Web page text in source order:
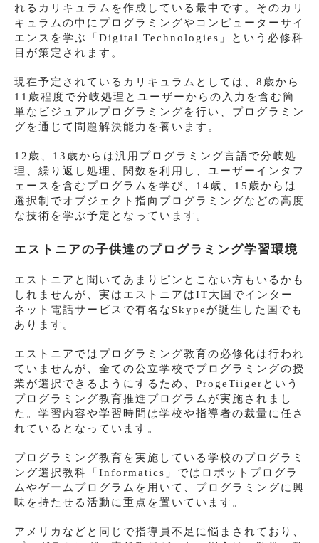
れるカリキュラムを作成している最中です。そのカリ
キュラムの中にプログラミングやコンピューターサイ
エンスを学ぶ「Digital Technologies」という必修科
目が策定されます。
現在予定されているカリキュラムとしては、8歳から
11歳程度で分岐処理とユーザーからの入力を含む簡
単なビジュアルプログラミングを行い、プログラミン
グを通じて問題解決能力を養います。
12歳、13歳からは汎用プログラミング言語で分岐処
理、繰り返し処理、関数を利用し、ユーザーインタフ
ェースを含むプログラムを学び、14歳、15歳からは
選択制でオブジェクト指向プログラミングなどの高度
な技術を学ぶ予定となっています。
エストニアの子供達のプログラミング学習環境
エストニアと聞いてあまりピンとこない方もいるかも
しれませんが、実はエストニアはIT大国でインター
ネット電話サービスで有名なSkypeが誕生した国でも
あります。
エストニアではプログラミング教育の必修化は行われ
ていませんが、全ての公立学校でプログラミングの授
業が選択できるようにするため、ProgeTiigerという
プログラミング教育推進プログラムが実施されまし
た。学習内容や学習時間は学校や指導者の裁量に任さ
れているとなっています。
プログラミング教育を実施している学校のプログラミ
ング選択教科「Informatics」ではロボットプログラ
ムやゲームプログラムを用いて、プログラミングに興
味を持たせる活動に重点を置いています。
アメリカなどと同じで指導員不足に悩まされており、